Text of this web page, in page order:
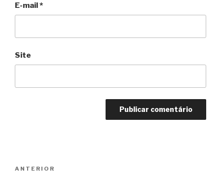
E-mail*
Site
Anterior
ANTERIOR